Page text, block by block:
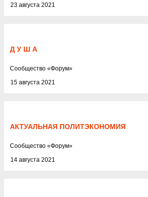
23 августа 2021
Д У Ш А
15 августа 2021
Cообщество «Форум»
АКТУАЛЬНАЯ ПОЛИТЭКОНОМИЯ
14 августа 2021
Cообщество «Форум»